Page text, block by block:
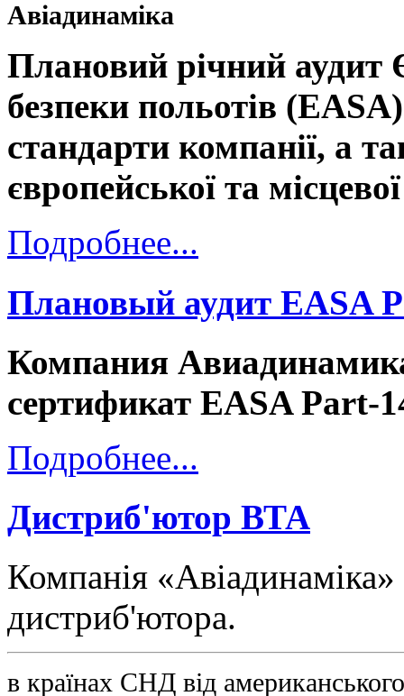
Авіадинаміка
Плановий річний аудит
безпеки польотів
стандарти компанії, а
європейської та
Подробнее...
Плановый аудит EASA
Компания
сертификат EASA Part-
Подробнее...
Дистриб'ютор ВТА
Компанія «Авіадинаміка»
дистриб'ютора.
в країнах СНД від